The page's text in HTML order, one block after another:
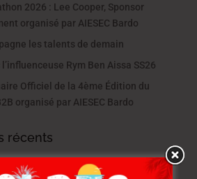
2026 : Lee Cooper, Sponsor
organisé par AIESEC Bardo
les talents de demain
Rym Ben Aissa SS26
Officiel de la 4ème Édition du
organisé par AIESEC Bardo
récents